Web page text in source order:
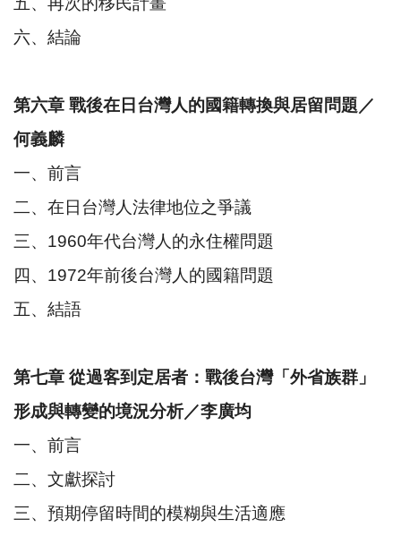
六、結論
第六章 戰後在日台灣人的國籍轉換與居留問題／
何義麟
一、前言
二、在日台灣人法律地位之爭議
三、1960年代台灣人的永住權問題
四、1972年前後台灣人的國籍問題
五、結語
第七章 從過客到定居者：戰後台灣「外省族群」
形成與轉變的境況分析／李廣均
一、前言
二、文獻探討
三、預期停留時間的模糊與生活適應